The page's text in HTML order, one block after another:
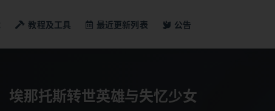
教程及工具 最近更新列表 公告
埃那托斯转世英雄与失忆少女